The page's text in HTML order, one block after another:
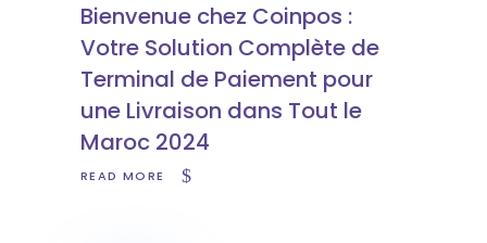
Bienvenue chez Coinpos :
Votre Solution Complète de
Terminal de Paiement pour
une Livraison dans Tout le
Maroc 2024
READ MORE